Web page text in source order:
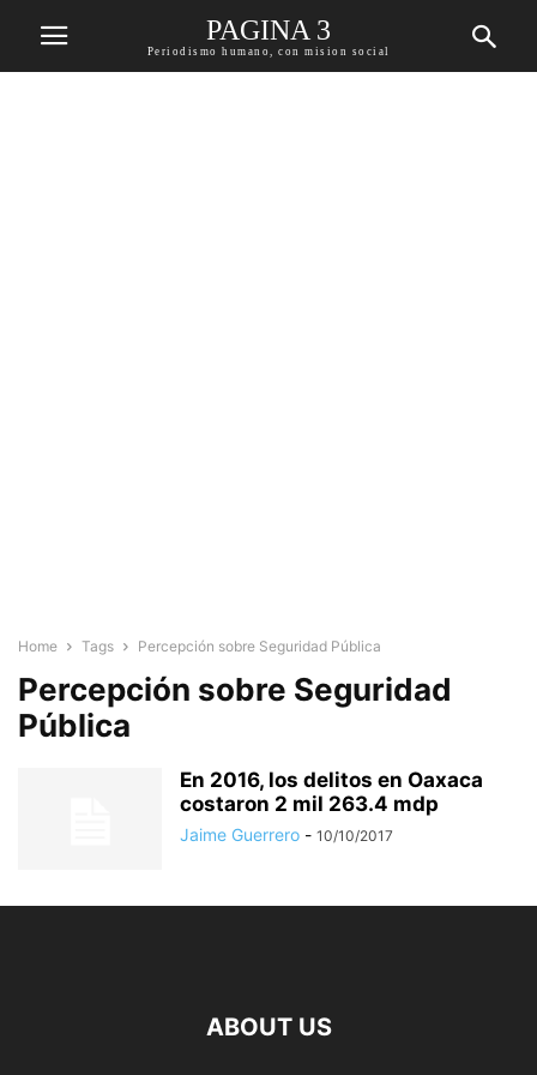
PAGINA 3
Periodismo humano, con mision social
Home Tags Percepción sobre Seguridad Pública
Percepción sobre Seguridad
Pública
En 2016, los delitos en Oaxaca
costaron 2 mil 263.4 mdp
Jaime Guerrero - 10/10/2017
ABOUT US